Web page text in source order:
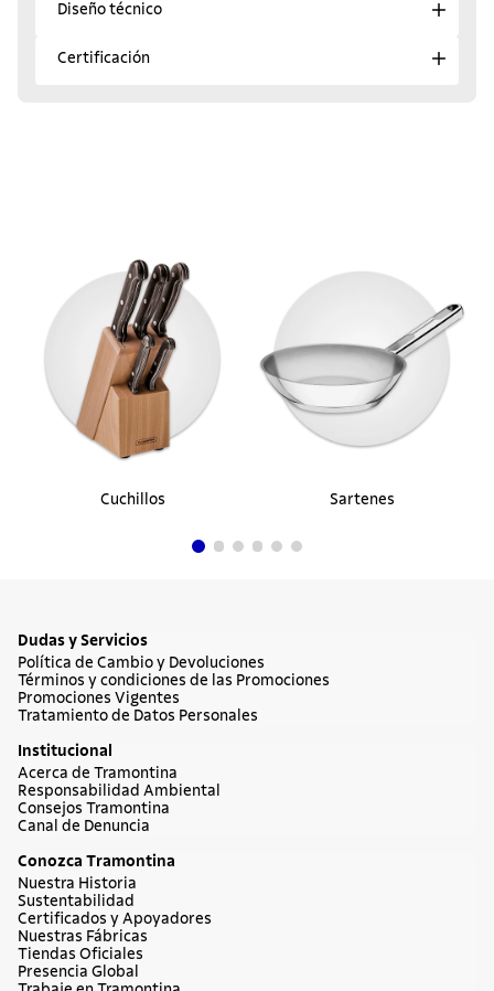
Diseño técnico
Certificación
Cuchillos Sartenes
Dudas y Servicios
Política de Cambio y Devoluciones
Términos y condiciones de las Promociones
Promociones Vigentes
Tratamiento de Datos Personales
Institucional
Acerca de Tramontina
Responsabilidad Ambiental
Consejos Tramontina
Canal de Denuncia
Conozca Tramontina
Nuestra Historia
Sustentabilidad
Certificados y Apoyadores
Nuestras Fábricas
Tiendas Oficiales
Presencia Global